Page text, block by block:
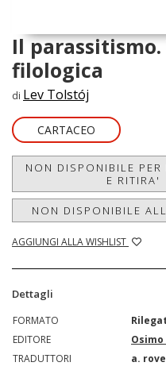
Il
filologica
di Lev Tolstój
CARTACEO
NON DISPONIBILE
E RITIRA'
NON DISPONIBILE
AGGIUNGI ALLA WISHLIST
Dettagli
FORMATO
EDITORE
Osimo
TRADUTTORI
a.